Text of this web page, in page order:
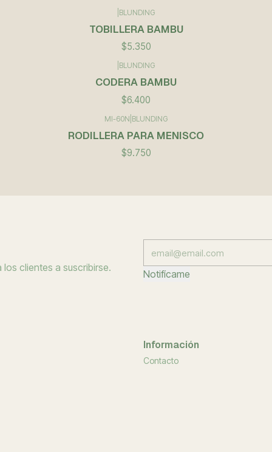
BLUNDING
TOBILLERA BAMBU
$5.350
BLUNDING
CODERA BAMBU
$6.400
MI-60N BLUNDING
RODILLERA PARA MENISCO
$9.750
clientes a suscribirse.
Notifícame
Información
Contacto